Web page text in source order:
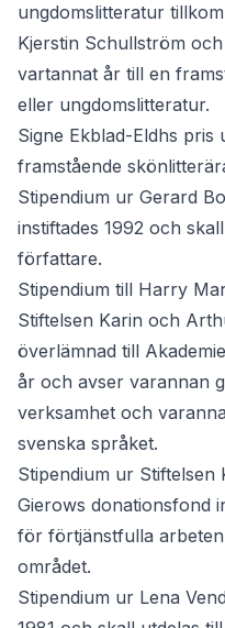
ungdomslitteratur
Kjerstin Schullström
vartannat år till en
eller ungdomslitteratur.
Signe Ekblad-Eldhs pris
framstående
Stipendium ur Gerard
instiftades 1992 och
författare.
Stipendium till Harry
Stiftelsen Karin och
överlämnad till
år och avser varannan
verksamhet och
svenska språket.
Stipendium ur
Gierows donationsfond
för förtjänstfulla
området.
Stipendium ur Lena